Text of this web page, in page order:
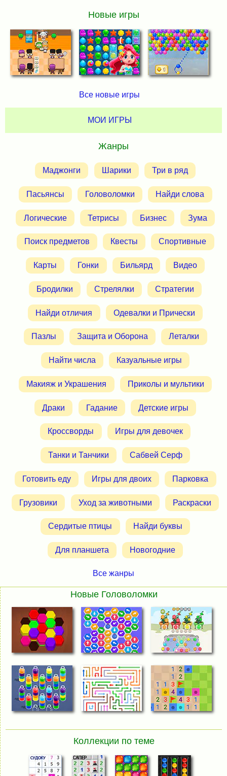
Новые игры
Все новые игры
МОИ ИГРЫ
Жанры
Маджонги Шарики Три в ряд
Пасьянсы Головоломки Найди слова
Логические Тетрисы Бизнес Зума
Поиск предметов Квесты Спортивные
Карты Гонки Бильярд Видео
Бродилки Стрелялки Стратегии
Найди отличия Одевалки и Прически
Пазлы Защита и Оборона Леталки
Найти числа Казуальные игры
Макияж и Украшения Приколы и мультики
Драки Гадание Детские игры
Кроссворды Игры для девочек
Танки и Танчики Сабвей Серф
Готовить еду Игры для двоих Парковка
Грузовики Уход за животными Раскраски
Сердитые птицы Найди буквы
Для планшета Новогодние
Все жанры
Новые Головоломки
Коллекции по теме